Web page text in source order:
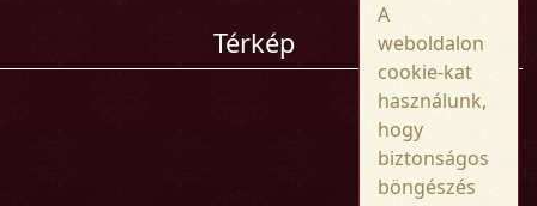
Térkép
A
weboldalon
cookie-kat
használunk,
hogy
biztonságos
böngészés